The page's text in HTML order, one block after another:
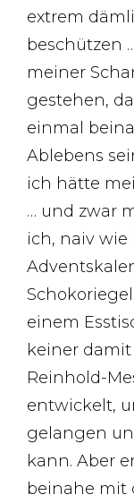
extrem
beschützen
meiner
gestehen,
einmal
Ablebens
ich hätte
… und zwar
ich, naiv wie
einem
keiner
Reinhold-
entwickelt,
gelangen
kann. Aber
beinahe mit